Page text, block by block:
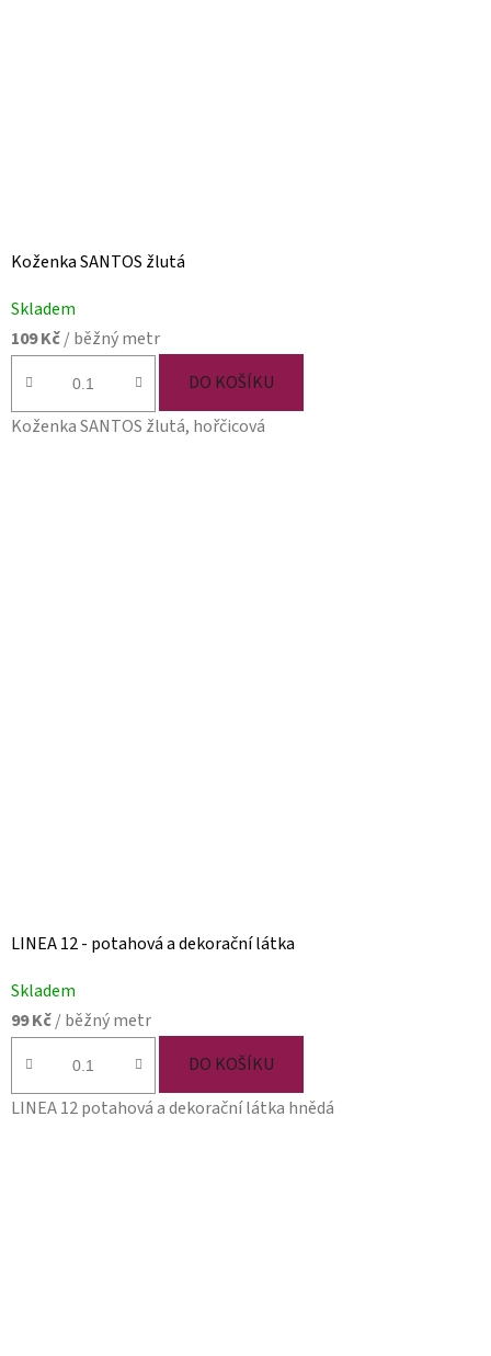
Koženka SANTOS žlutá
Skladem
109 Kč/ běžný metr
DO KOŠÍKU
Koženka SANTOS žlutá, hořčicová
LINEA 12 - potahová a dekorační látka
Skladem
99 Kč/ běžný metr
DO KOŠÍKU
LINEA 12 potahová a dekorační látka hnědá